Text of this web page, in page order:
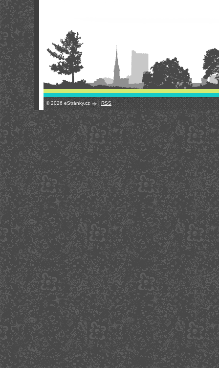
© 2026 eStránky.cz |RSS